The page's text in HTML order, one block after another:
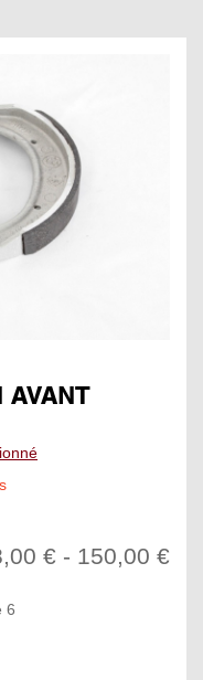
€ - 150,00 €
6